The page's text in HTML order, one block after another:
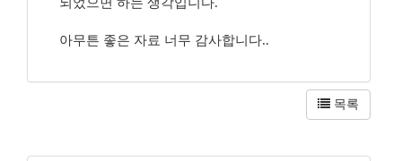
아무튼 좋은 자료 너무 감사합니다..
목록